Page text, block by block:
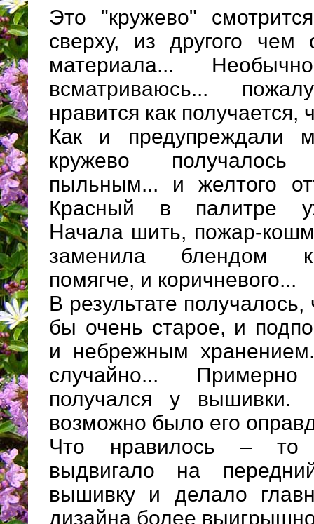
Это "кружево"
сверху, из другого чем
материала...
всматриваюсь...
нравится как
Как и предупреждали
кружево
пыльным... и желтого
Красный в палитре
Начала шить, пожар-
заменила блендом
помягче, и коричневого...
В результате получалось,
бы очень старое, и
и небрежным
случайно...
получался у вышивки.
возможно было его
Что нравилось – то
выдвигало на
вышивку и делало
дизайна более